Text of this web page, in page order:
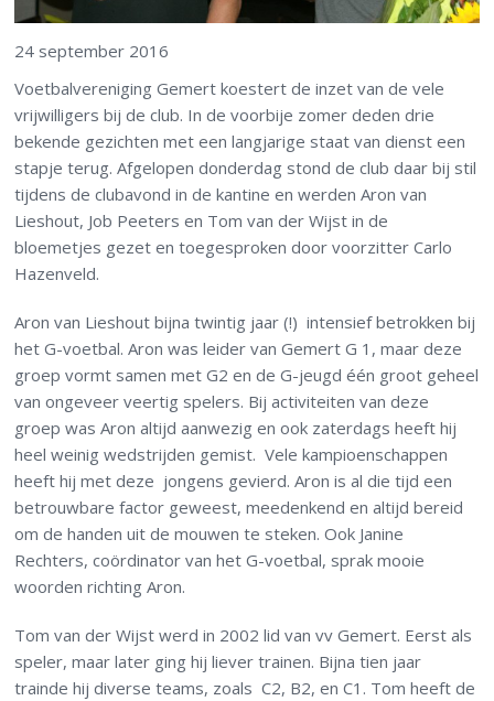
24 september 2016
Voetbalvereniging Gemert koestert de inzet van de vele
vrijwilligers bij de club. In de voorbije zomer deden drie
bekende gezichten met een langjarige staat van dienst een
stapje terug. Afgelopen donderdag stond de club daar bij stil
tijdens de clubavond in de kantine en werden Aron van
Lieshout, Job Peeters en Tom van der Wijst in de
bloemetjes gezet en toegesproken door voorzitter Carlo
Hazenveld.
Aron van Lieshout bijna twintig jaar (!) intensief betrokken bij
het G-voetbal. Aron was leider van Gemert G 1, maar deze
groep vormt samen met G2 en de G-jeugd één groot geheel
van ongeveer veertig spelers. Bij activiteiten van deze
groep was Aron altijd aanwezig en ook zaterdags heeft hij
heel weinig wedstrijden gemist. Vele kampioenschappen
heeft hij met deze jongens gevierd. Aron is al die tijd een
betrouwbare factor geweest, meedenkend en altijd bereid
om de handen uit de mouwen te steken. Ook Janine
Rechters, coördinator van het G-voetbal, sprak mooie
woorden richting Aron.
Tom van der Wijst werd in 2002 lid van vv Gemert. Eerst als
speler, maar later ging hij liever trainen. Bijna tien jaar
trainde hij diverse teams, zoals C2, B2, en C1. Tom heeft de